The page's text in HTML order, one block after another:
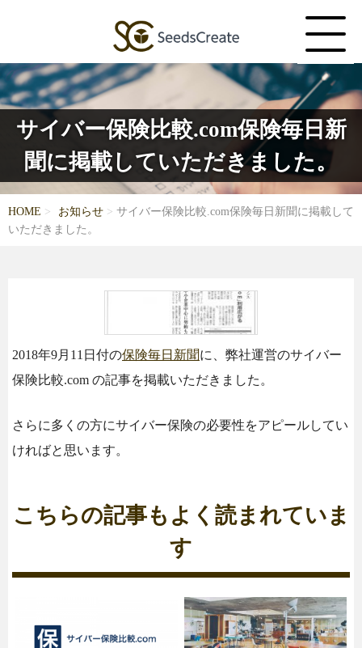
サイバー保険比較.com保険毎日新
聞に掲載していただきました。
HOME お知らせ
サイバー保険比較.com保険毎日新聞に掲載して
いただきました。
2018年9月11日付の保険毎日新聞に、弊社運営のサイバー
保険比較.com の記事を掲載いただきました。
さらに多くの方にサイバー保険の必要性をアピールしてい
ければと思います。
こちらの記事もよく読まれていま
す